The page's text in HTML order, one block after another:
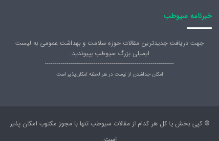
خبرنامه سیوطب
جهت دریافت جدیدترین مقالات حوزه سلامت و بهداشت عمومی به لیست
ایمیلی بزرگ سیوطب بپیوندید.
------------------------------------------------------------------
امکان جداشدن از لیست در هر لحظه امکان‌پذیر است
© کپی بخش یا کل هر کدام از مقالات سیوطب تنها با مجوز مکتوب امکان پذیر